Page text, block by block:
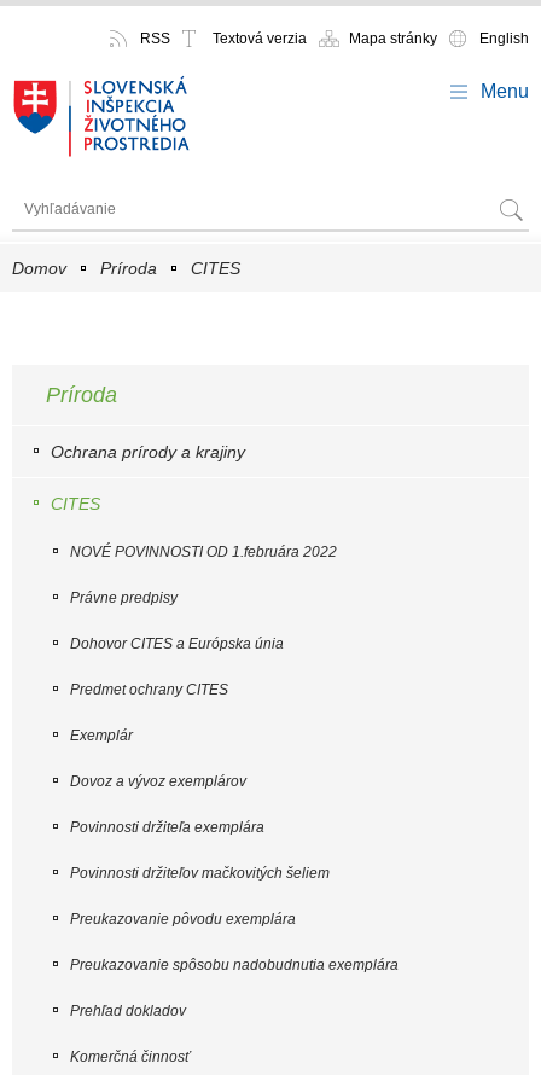
English
Mapa stránky
Textová verzia
RSS
Menu
Domov Príroda CITES
Príroda
Ochrana prírody a krajiny
CITES
NOVÉ POVINNOSTI OD 1.februára 2022
Právne predpisy
Dohovor CITES a Európska únia
Predmet ochrany CITES
Exemplár
Dovoz a vývoz exemplárov
Povinnosti držiteľa exemplára
Povinnosti držiteľov mačkovitých šeliem
Preukazovanie pôvodu exemplára
Preukazovanie spôsobu nadobudnutia exemplára
Prehľad dokladov
Komerčná činnosť